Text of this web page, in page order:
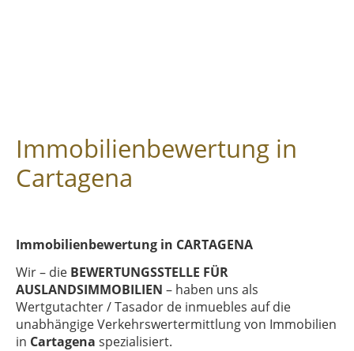
Immobilienbewertung in
Cartagena
Immobilienbewertung in CARTAGENA
Wir – die BEWERTUNGSSTELLE FÜR
AUSLANDSIMMOBILIEN – haben uns als
Wertgutachter / Tasador de inmuebles auf die
unabhängige Verkehrswertermittlung von Immobilien
in Cartagena spezialisiert.